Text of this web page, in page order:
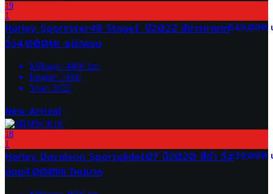
19
1
549,000
Harley Sportster48 Stage1. ปี2022 สีขาวหายาก
วิ่ง4,000Mi. แต่งครบ
Mileage: 4400 km
Engine: 1800
Year: 2022
New Arrival
18
1
639,000
Harley Davidson Sportglide107 ปี2020 สีดำ วิ่ง
น้อย4,000Mi ใหม่มาก